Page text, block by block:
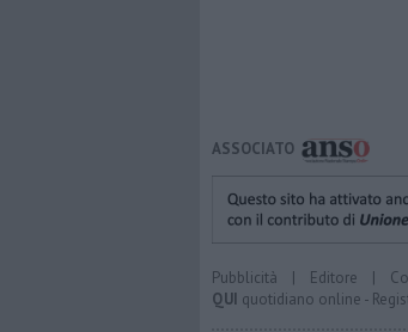
ASSOCIATO
Pubblicità | Editore |
QUI quotidiano online -